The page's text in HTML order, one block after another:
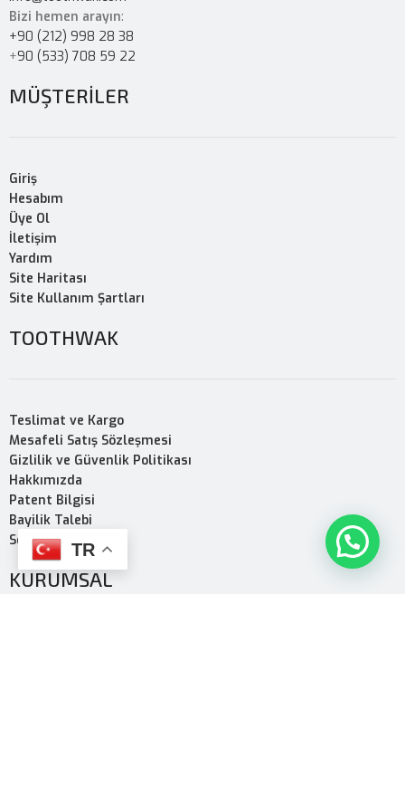
Bizi hemen arayın:
+90 (212) 998 28 38
+90 (533) 708 59 22
MÜŞTERİLER
Giriş
Hesabım
Üye Ol
İletişim
Yardım
Site Haritası
Site Kullanım Şartları
TOOTHWAK
Teslimat ve Kargo
Mesafeli Satış Sözleşmesi
Gizlilik ve Güvenlik Politikası
Hakkımızda
Patent Bilgisi
Bayilik Talebi
Sertifikalar
KURUMSAL
TR